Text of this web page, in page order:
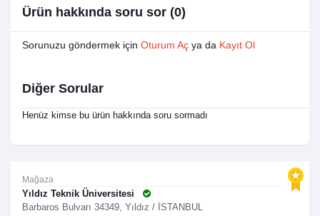
Mağaza
Yıldız Teknik Üniversitesi
Barbaros Bulvarı 34349, Yıldız / İSTANBUL
Ürün hakkında soru sor (0)
Sorunuzu göndermek için Oturum Aç ya da Kayıt Ol
Diğer Sorular
Henüz kimse bu ürün hakkında soru sormadı